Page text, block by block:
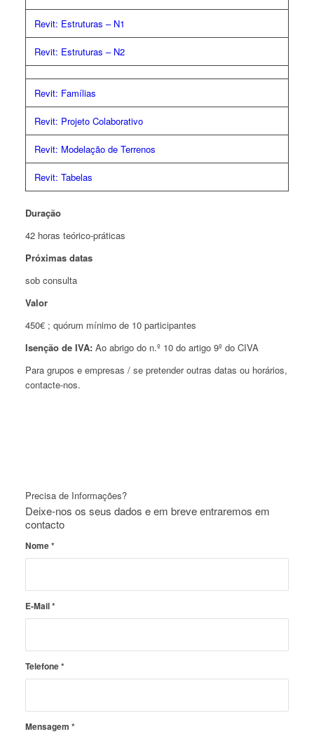
Revit: Estruturas – N1
Revit: Estruturas – N2
Revit: Famílias
Revit: Projeto Colaborativo
Revit: Modelação de Terrenos
Revit: Tabelas
Duração
42 horas teórico-práticas
Próximas datas
sob consulta
Valor
450€ ; quórum mínimo de 10 participantes
Isenção de IVA: Ao abrigo do n.º 10 do artigo 9º do CIVA
Para grupos e empresas / se pretender outras datas ou horários,
contacte-nos.
Precisa de Informações?
Deixe-nos os seus dados e em breve entraremos em
contacto
Nome*
E-Mail*
Telefone*
Mensagem *